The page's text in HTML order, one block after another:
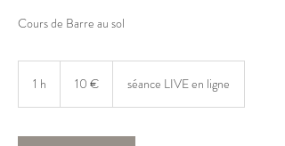
Cours de Barre au sol
1 h 10 € séance LIVE en ligne